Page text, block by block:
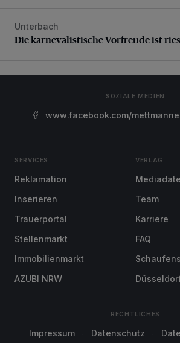
Die karnevalistische Vorfreude ist
Unterbach
Die karnevalistische Vorfreude ist
SOZIALE MEDIEN
www.facebook.com/
SERVICES
Reklamation
Inserieren
Trauerportal
Stellenmarkt
Immobilienmarkt
AZUBI NRW
VERLAG
Team
Karriere
FAQ
RECHTLICHES
Impressum Datenschutz